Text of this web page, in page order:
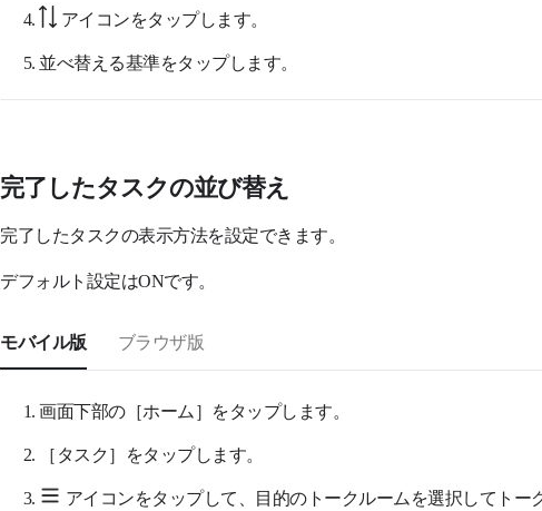
アイコンをタップします。
並べ替える基準をタップします。
完了したタスクの並び替え
完了したタスクの表示方法を設定できます。
デフォルト設定はONです。
モバイル版 ブラウザ版
画面下部の［ホーム］をタップします。
［タスク］をタップします。
アイコンをタップして、目的のトークルームを選択してトー